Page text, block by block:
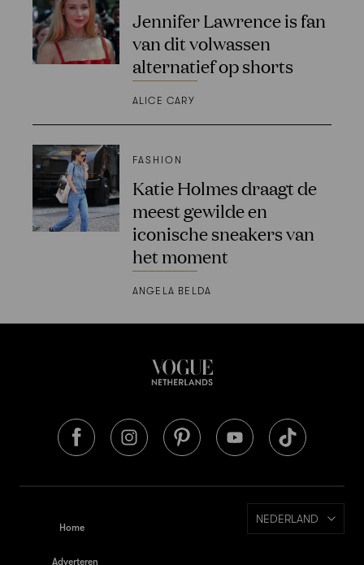
Jennifer Lawrence is fan
van dit volwassen
alternatief op shorts
ALICE CARY
FASHION
Katie Holmes draagt de
meest gewilde en
iconische sneakers van
het moment
ANGELA BELDA
Home
Adverteren
NEDERLAND